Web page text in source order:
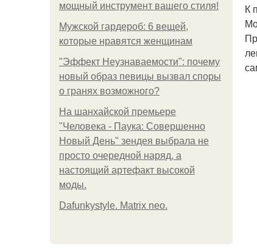
мощный инструмент вашего стиля!
Мужской гардероб: 6 вещей,
которые нравятся женщинам
"Эффект Неузнаваемости": почему
новый образ певицы вызвал споры
о гранях возможного?
На шанхайской премьере
"Человека - Паука: Совершенно
Новый День" зендея выбрала не
просто очередной наряд, а
настоящий артефакт высокой
моды.
Dafunkystyle. Matrix neo.
К